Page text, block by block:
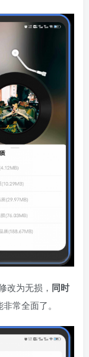
改为无损， 同时
非常全面了。